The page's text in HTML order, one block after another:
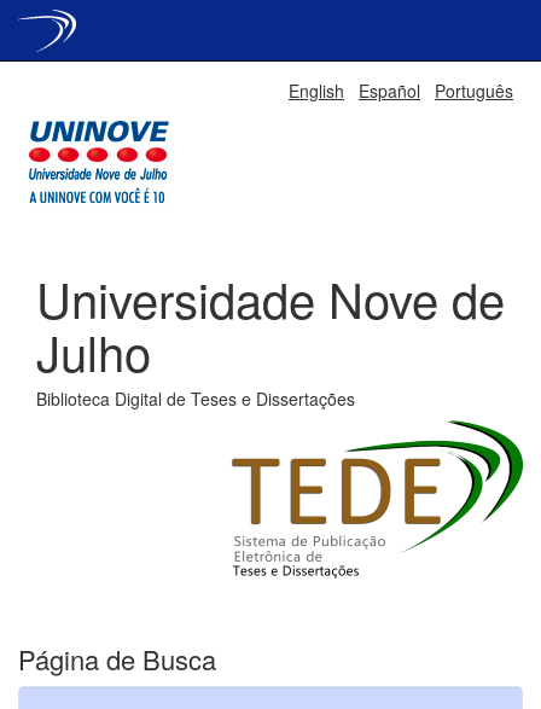
English Español Português
Universidade Nove de
Julho
Biblioteca Digital de Teses e Dissertações
Página de Busca